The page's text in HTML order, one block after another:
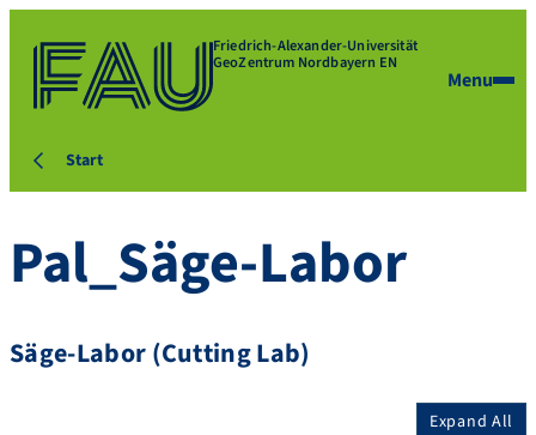
Friedrich-Alexander-Universität
GeoZentrum Nordbayern EN
Menu
Start
Pal_Säge-Labor
Säge-Labor (Cutting Lab)
Expand All